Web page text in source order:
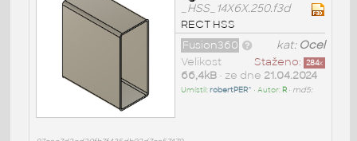
_HSS_14X6X.250.f3d
RECT HSS
kat: Ocel
Fusion360
Staženo: 284x
Velikost
66,4kB• ze dne 21.04.2024
Umístil:robertPER^ • Autor: R• md5: